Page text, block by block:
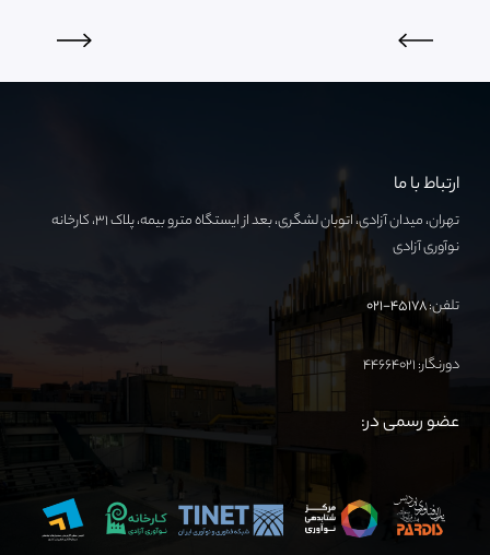
ارتباط با ما
تهران، میدان آزادی، اتوبان لشگری، بعد از ایستگاه مترو بیمه، پلاک ۳۱، کارخانه
نوآوری آزادی
تلفن:۴۵۱۷۸-۰۲۱
دورنگار: ۴۴۶۶۴۰۲۱
عضو رسمی در: